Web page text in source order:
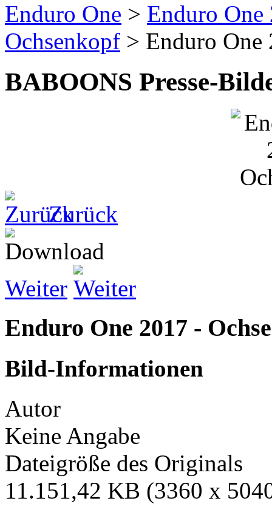
Enduro One > Enduro One
Ochsenkopf > Enduro One
BABOONS Presse-
Zurück
Weiter
Enduro One 2017 -
Bild-Informationen
Autor
Keine Angabe
Dateigröße des Originals
11.151,42 KB (3360 x